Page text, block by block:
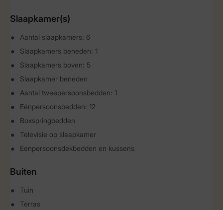
Slaapkamer(s)
Aantal slaapkamers: 6
Slaapkamers beneden: 1
Slaapkamers boven: 5
Slaapkamer beneden
Aantal tweepersoonsbedden: 1
Eénpersoonsbedden: 12
Boxspringbedden
Televisie op slaapkamer
Eenpersoonsdekbedden en kussens
Buiten
Tuin
Terras